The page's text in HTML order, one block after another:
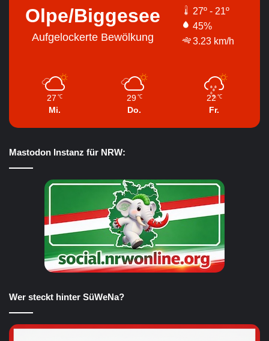
Olpe/Biggesee
Aufgelockerte Bewölkung
27º - 21º
45%
3.23 km/h
27 ℃
Mi.
29 ℃
Do.
22 ℃
Fr.
Mastodon Instanz für NRW:
Wer steckt hinter SüWeNa?